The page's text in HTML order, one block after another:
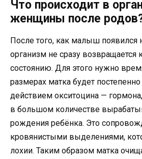
Что происходит в
женщины после
После того, как малыш появился
организм не сразу возвращается
состоянию. Для этого нужно
размерах матка будет
действием окситоцина —
в большом количестве
рождения ребёнка. Это
кровянистыми выделениями,
лохии. Таким образом матка